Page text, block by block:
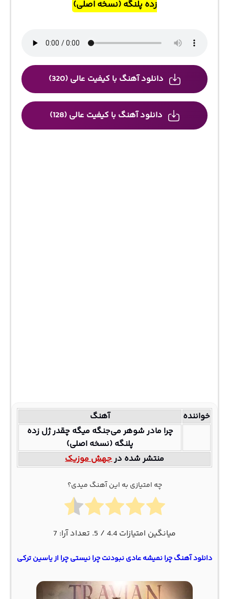
زده پلنگه (نسخه اصلی)
دانلود آهنگ با کیفیت عالی (320)
دانلود آهنگ با کیفیت عالی (128)
خواننده
آهنگ
چرا مادر شوهر می‌جنگه میگه چقدر ژل زده
پلنگه (نسخه اصلی)
منتشر شده درجهش موزیک
چه امتیازی به این آهنگ میدی؟
میانگین امتیازات 4.4 / 5. تعداد آرا: 7
دانلود آهنگ چرا نمیشه عادی نبودنت چرا نیستی چرا از یاسین ترکی